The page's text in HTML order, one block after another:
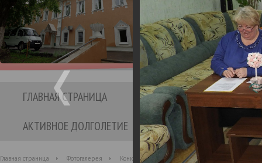
Бюджетное
ГЛАВНАЯ СТРАНИЦА
СТРУКТУРА УЧРЕЖДЕНИЯ
АКТИВНОЕ ДОЛГОЛЕТИЕ
ОТЗЫВЫ И
Главная страница Фотогалерея Конкурс профессионального мастерства 2021